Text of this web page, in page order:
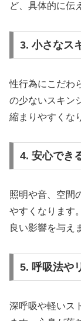
ど、具体的に伝
3. 小さなス
性行為にこだわ
の少ないスキン
縮まりやすくな
4. 安心でき
照明や音、空間
やすくなります
良い影響を与え
5. 呼吸法や
深呼吸や軽いス